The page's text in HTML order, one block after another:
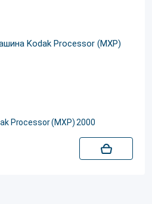
Processor (MXP) 2000